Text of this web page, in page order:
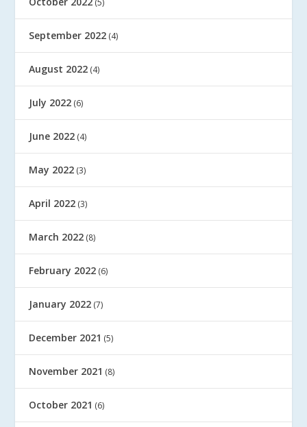
September 2022 (4)
August 2022 (4)
July 2022 (6)
June 2022 (4)
May 2022 (3)
April 2022 (3)
March 2022 (8)
February 2022 (6)
January 2022 (7)
December 2021 (5)
November 2021 (8)
October 2021 (6)